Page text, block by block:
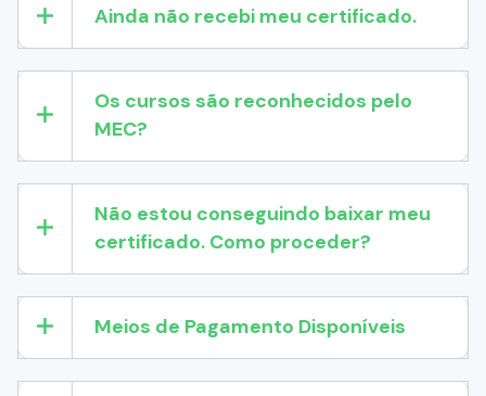
Ainda não recebi meu certificado.
Os cursos são reconhecidos pelo
MEC?
Não estou conseguindo baixar meu
certificado. Como proceder?
Meios de Pagamento Disponíveis